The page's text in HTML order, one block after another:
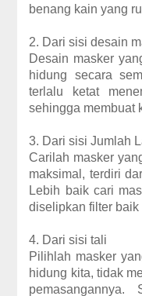
benang kain yang
2. Dari sisi desain
Desain masker
hidung secara
terlalu ketat
sehingga membuat
3. Dari sisi Jumlah
Carilah masker
maksimal, terdiri
Lebih baik cari
diselipkan filter
4. Dari sisi tali
Pilihlah masker
hidung kita, tidak